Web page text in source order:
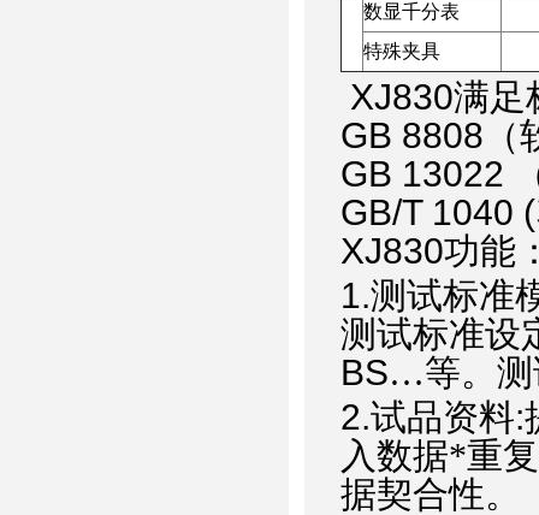
数显千分表
特殊夹具
XJ830满足
GB 8808
GB 13022
GB/T 1040 (
XJ830功能
1.测试标准
测试标准设
BS…等。测
2.试品资料:
入数据*重
据契合性。